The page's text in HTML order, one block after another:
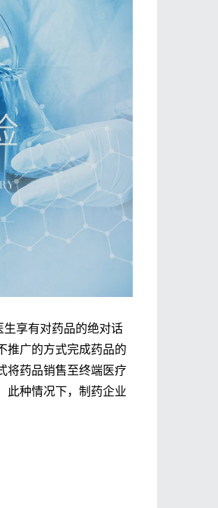
生享有对药品的绝对话
推广的方式完成药品的
将药品销售至终端医疗
此种情况下，制药企业